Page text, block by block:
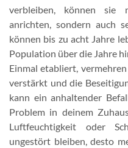
verbleiben, können sie
anrichten, sondern auch
können bis zu acht Jahre
Population über die Jahre
Einmal etabliert,
verstärkt und die
kann ein anhaltender
Problem in deinem
Luftfeuchtigkeit oder
ungestört bleiben, desto